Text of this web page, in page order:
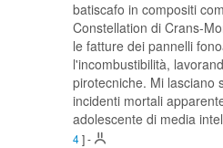
batiscafo in compositi
Constellation di Crans-
le fatture dei pannelli
l'incombustibilità,
pirotecniche. Mi lasciano
incidenti mortali
adolescente di media
4]-